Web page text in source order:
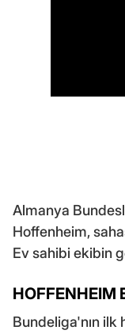
Almanya
Hoffenheim,
Ev sahibi ekibin
HOFFENHEIM
Bundeliga'nın ilk